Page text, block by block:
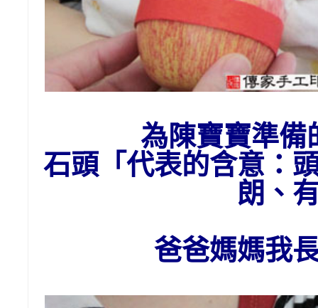
為陳寶寶準備
石頭 「代表的含意：
朗、
爸爸媽媽我